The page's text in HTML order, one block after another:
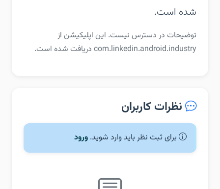
شده است.
توضیحات در دسترس نیست. این اپلیکیشن از
com.linkedin.android.industry دریافت شده است.
نظرات کاربران
برای ثبت نظر باید وارد شوید. ورود